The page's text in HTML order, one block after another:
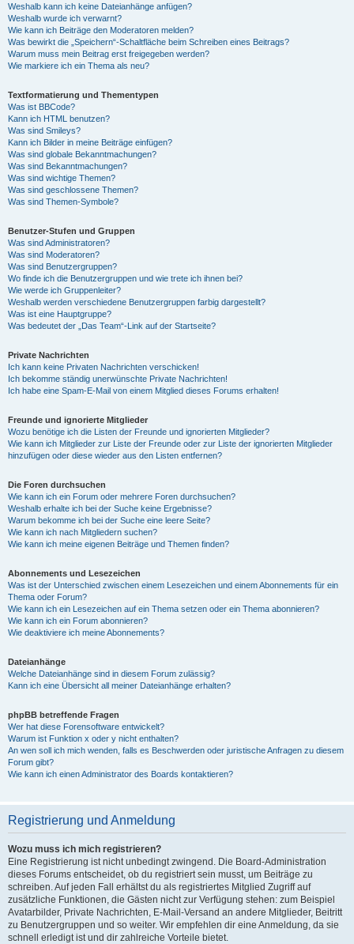
Weshalb kann ich keine Dateianhänge anfügen?
Weshalb wurde ich verwarnt?
Wie kann ich Beiträge den Moderatoren melden?
Was bewirkt die „Speichern“-Schaltfläche beim Schreiben eines Beitrags?
Warum muss mein Beitrag erst freigegeben werden?
Wie markiere ich ein Thema als neu?
Textformatierung und Thementypen
Was ist BBCode?
Kann ich HTML benutzen?
Was sind Smileys?
Kann ich Bilder in meine Beiträge einfügen?
Was sind globale Bekanntmachungen?
Was sind Bekanntmachungen?
Was sind wichtige Themen?
Was sind geschlossene Themen?
Was sind Themen-Symbole?
Benutzer-Stufen und Gruppen
Was sind Administratoren?
Was sind Moderatoren?
Was sind Benutzergruppen?
Wo finde ich die Benutzergruppen und wie trete ich ihnen bei?
Wie werde ich Gruppenleiter?
Weshalb werden verschiedene Benutzergruppen farbig dargestellt?
Was ist eine Hauptgruppe?
Was bedeutet der „Das Team“-Link auf der Startseite?
Private Nachrichten
Ich kann keine Privaten Nachrichten verschicken!
Ich bekomme ständig unerwünschte Private Nachrichten!
Ich habe eine Spam-E-Mail von einem Mitglied dieses Forums erhalten!
Freunde und ignorierte Mitglieder
Wozu benötige ich die Listen der Freunde und ignorierten Mitglieder?
Wie kann ich Mitglieder zur Liste der Freunde oder zur Liste der ignorierten Mitglieder
hinzufügen oder diese wieder aus den Listen entfernen?
Die Foren durchsuchen
Wie kann ich ein Forum oder mehrere Foren durchsuchen?
Weshalb erhalte ich bei der Suche keine Ergebnisse?
Warum bekomme ich bei der Suche eine leere Seite?
Wie kann ich nach Mitgliedern suchen?
Wie kann ich meine eigenen Beiträge und Themen finden?
Abonnements und Lesezeichen
Was ist der Unterschied zwischen einem Lesezeichen und einem Abonnements für ein
Thema oder Forum?
Wie kann ich ein Lesezeichen auf ein Thema setzen oder ein Thema abonnieren?
Wie kann ich ein Forum abonnieren?
Wie deaktiviere ich meine Abonnements?
Dateianhänge
Welche Dateianhänge sind in diesem Forum zulässig?
Kann ich eine Übersicht all meiner Dateianhänge erhalten?
phpBB betreffende Fragen
Wer hat diese Forensoftware entwickelt?
Warum ist Funktion x oder y nicht enthalten?
An wen soll ich mich wenden, falls es Beschwerden oder juristische Anfragen zu diesem
Forum gibt?
Wie kann ich einen Administrator des Boards kontaktieren?
Registrierung und Anmeldung
Wozu muss ich mich registrieren?
Eine Registrierung ist nicht unbedingt zwingend. Die Board-Administration
dieses Forums entscheidet, ob du registriert sein musst, um Beiträge zu
schreiben. Auf jeden Fall erhältst du als registriertes Mitglied Zugriff auf
zusätzliche Funktionen, die Gästen nicht zur Verfügung stehen: zum Beispiel
Avatarbilder, Private Nachrichten, E-Mail-Versand an andere Mitglieder, Beitritt
zu Benutzergruppen und so weiter. Wir empfehlen dir eine Anmeldung, da sie
schnell erledigt ist und dir zahlreiche Vorteile bietet.